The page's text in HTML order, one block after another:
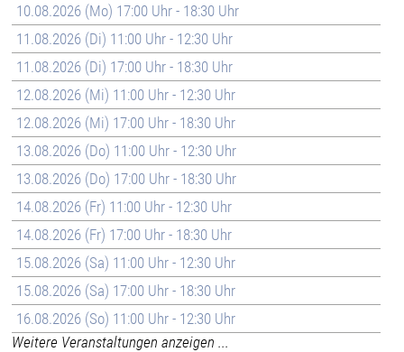
10.08.2026 (Mo) 17:00 Uhr - 18:30 Uhr
11.08.2026 (Di) 11:00 Uhr - 12:30 Uhr
11.08.2026 (Di) 17:00 Uhr - 18:30 Uhr
12.08.2026 (Mi) 11:00 Uhr - 12:30 Uhr
12.08.2026 (Mi) 17:00 Uhr - 18:30 Uhr
13.08.2026 (Do) 11:00 Uhr - 12:30 Uhr
13.08.2026 (Do) 17:00 Uhr - 18:30 Uhr
14.08.2026 (Fr) 11:00 Uhr - 12:30 Uhr
14.08.2026 (Fr) 17:00 Uhr - 18:30 Uhr
15.08.2026 (Sa) 11:00 Uhr - 12:30 Uhr
15.08.2026 (Sa) 17:00 Uhr - 18:30 Uhr
16.08.2026 (So) 11:00 Uhr - 12:30 Uhr
Weitere Veranstaltungen anzeigen ...